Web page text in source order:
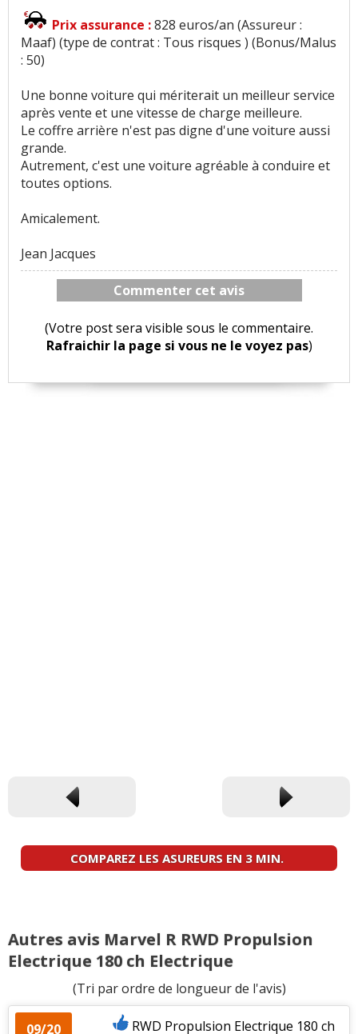
Prix assurance :828 euros/an (Assureur :
Maaf) (type de contrat : Tous risques ) (Bonus/Malus
: 50)
Une bonne voiture qui mériterait un meilleur service
après vente et une vitesse de charge meilleure.
Le coffre arrière n'est pas digne d'une voiture aussi
grande.
Autrement, c'est une voiture agréable à conduire et
toutes options.
Amicalement.
Jean Jacques
Commenter cet avis
(Votre post sera visible sous le commentaire.
Rafraichir la page si vous ne le voyez pas)
COMPAREZ LES ASUREURS EN 3 MIN.
Autres avis Marvel R RWD Propulsion
Electrique 180 ch Electrique
(Tri par ordre de longueur de l'avis)
09/20 RWD Propulsion Electrique 180 ch